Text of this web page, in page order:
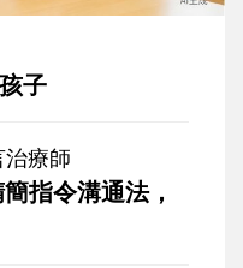
子
療師
指令溝通法，